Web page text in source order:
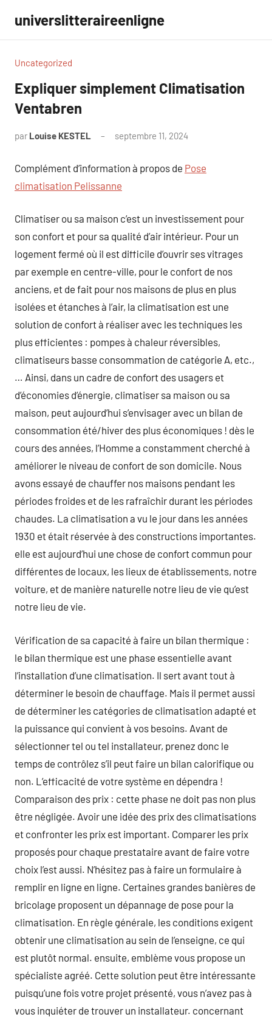
contenu
universlitteraireenligne
Uncategorized
Expliquer simplement Climatisation
Ventabren
par Louise KESTEL septembre 11, 2024
Complément d’information à propos de Pose
climatisation Pelissanne
Climatiser ou sa maison c’est un investissement pour
son confort et pour sa qualité d’air intérieur. Pour un
logement fermé où il est difficile d’ouvrir ses vitrages
par exemple en centre-ville, pour le confort de nos
anciens, et de fait pour nos maisons de plus en plus
isolées et étanches à l’air, la climatisation est une
solution de confort à réaliser avec les techniques les
plus efficientes : pompes à chaleur réversibles,
climatiseurs basse consommation de catégorie A, etc.,
… Ainsi, dans un cadre de confort des usagers et
d’économies d’énergie, climatiser sa maison ou sa
maison, peut aujourd’hui s’envisager avec un bilan de
consommation été/hiver des plus économiques ! dès le
cours des années, l’Homme a constamment cherché à
améliorer le niveau de confort de son domicile. Nous
avons essayé de chauffer nos maisons pendant les
périodes froides et de les rafraîchir durant les périodes
chaudes. La climatisation a vu le jour dans les années
1930 et était réservée à des constructions importantes.
elle est aujourd’hui une chose de confort commun pour
différentes de locaux, les lieux de établissements, notre
voiture, et de manière naturelle notre lieu de vie qu’est
notre lieu de vie.
Vérification de sa capacité à faire un bilan thermique :
le bilan thermique est une phase essentielle avant
l’installation d’une climatisation. Il sert avant tout à
déterminer le besoin de chauffage. Mais il permet aussi
de déterminer les catégories de climatisation adapté et
la puissance qui convient à vos besoins. Avant de
sélectionner tel ou tel installateur, prenez donc le
temps de contrôlez s’il peut faire un bilan calorifique ou
non. L’efficacité de votre système en dépendra !
Comparaison des prix : cette phase ne doit pas non plus
être négligée. Avoir une idée des prix des climatisations
et confronter les prix est important. Comparer les prix
proposés pour chaque prestataire avant de faire votre
choix l’est aussi. N’hésitez pas à faire un formulaire à
remplir en ligne en ligne. Certaines grandes banières de
bricolage proposent un dépannage de pose pour la
climatisation. En règle générale, les conditions exigent
obtenir une climatisation au sein de l’enseigne, ce qui
est plutôt normal. ensuite, emblème vous propose un
spécialiste agréé. Cette solution peut être intéressante
puisqu’une fois votre projet présenté, vous n’avez pas à
vous inquiéter de trouver un installateur. concernant